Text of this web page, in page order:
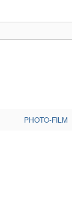
PHOTO-FILM